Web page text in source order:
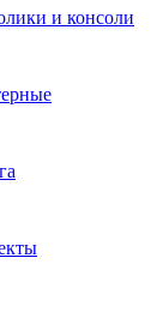
и консоли